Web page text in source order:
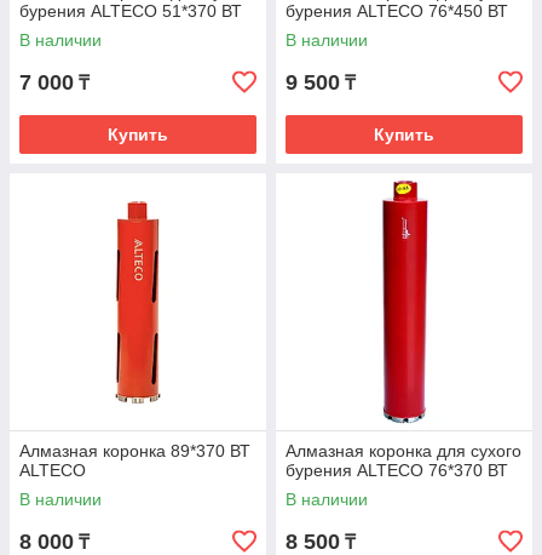
бурения ALTECO 51*370 ВТ
В наличии
7 000 ₸
Купить
бурения ALTECO 76*450 ВТ
В наличии
9 500 ₸
Купить
Алмазная коронка 89*370 ВТ
ALTECO
В наличии
8 000 ₸
Алмазная коронка для сухого
бурения ALTECO 76*370 ВТ
В наличии
8 500 ₸